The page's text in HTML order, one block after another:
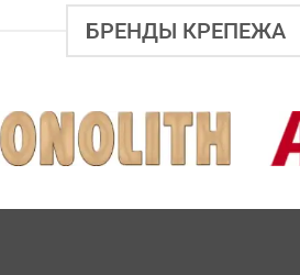
БРЕНДЫ КРЕПЕЖА